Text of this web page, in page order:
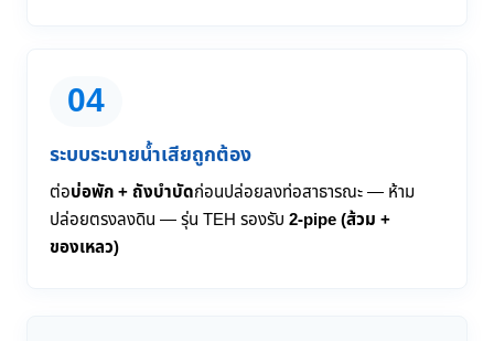
04
ระบบระบายน้ำเสียถูกต้อง
ต่อบ่อพัก + ถังบำบัดก่อนปล่อยลงท่อสาธารณะ — ห้าม
ปล่อยตรงลงดิน — รุ่น TEH รองรับ 2-pipe (ส้วม +
ของเหลว)